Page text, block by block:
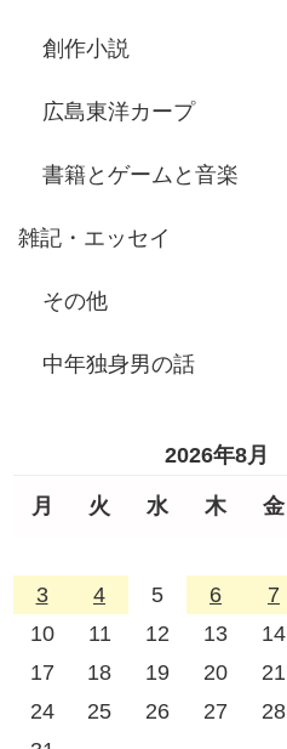
創作小説
広島東洋カープ
書籍とゲームと音楽
雑記・エッセイ
その他
中年独身男の話
2026年8月
月 火 水 木 金
3
4 5 6 7
10
11 12 13 14
17
18 19 20 21
24
25 26 27 28